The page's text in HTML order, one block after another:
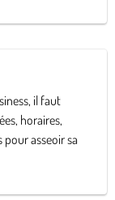
il faut
horaires,
asseoir sa